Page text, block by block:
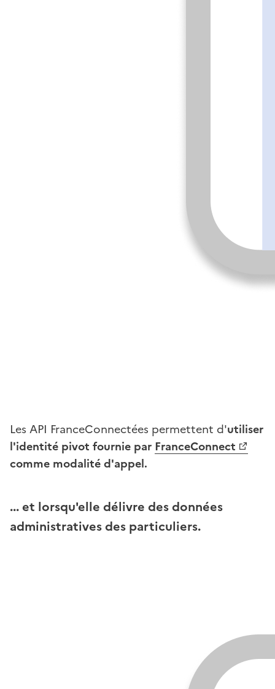
Les API FranceConnectées permettent d'utiliser
l'identité pivot fournie par FranceConnect
comme modalité d'appel.
... et lorsqu'elle délivre des données
administratives des particuliers.